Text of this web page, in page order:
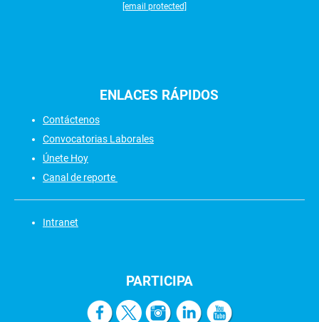
[email protected]
ENLACES RÁPIDOS
Contáctenos
Convocatorias Laborales
Únete Hoy
Canal de reporte
Intranet
PARTICIPA